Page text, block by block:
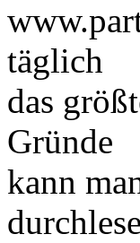
täglich
das
Gründe
kann